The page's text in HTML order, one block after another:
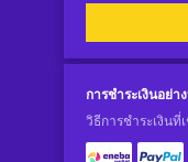
การชำระเงินอย่า
วิธีการชำระเงินที่